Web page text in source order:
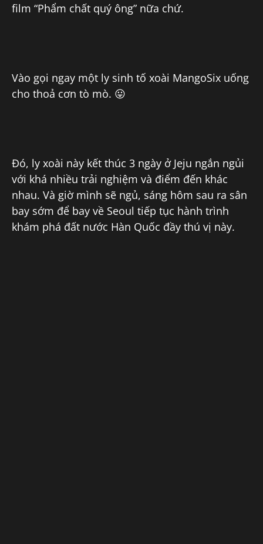
film “Phẩm chất quý ông” nữa chứ.
Vào gọi ngay một ly sinh tố xoài MangoSix uống
cho thoả cơn tò mò. 😛
Đó, ly xoài này kết thúc 3 ngày ở Jeju ngắn ngủi
với khá nhiều trải nghiệm và điểm đến khác
nhau. Và giờ mình sẽ ngủ, sáng hôm sau ra sân
bay sớm để bay về Seoul tiếp tục hành trình
khám phá đất nước Hàn Quốc đầy thú vị này.